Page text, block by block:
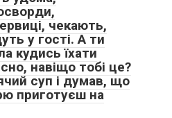
чекають,
у гості. А ти
кудись їхати
навіщо тобі це?
суп і думав, що
приготуєш на